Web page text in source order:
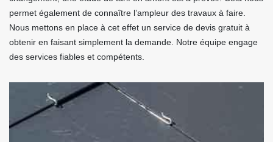
permet également de connaître l’ampleur des travaux à faire.
Nous mettons en place à cet effet un service de devis gratuit à
obtenir en faisant simplement la demande. Notre équipe engage
des services fiables et compétents.